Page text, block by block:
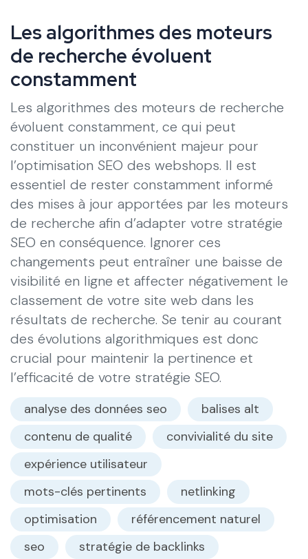
Les algorithmes des moteurs
de recherche évoluent
constamment
Les algorithmes des moteurs de recherche
évoluent constamment, ce qui peut
constituer un inconvénient majeur pour
l’optimisation SEO des webshops. Il est
essentiel de rester constamment informé
des mises à jour apportées par les moteurs
de recherche afin d’adapter votre stratégie
SEO en conséquence. Ignorer ces
changements peut entraîner une baisse de
visibilité en ligne et affecter négativement le
classement de votre site web dans les
résultats de recherche. Se tenir au courant
des évolutions algorithmiques est donc
crucial pour maintenir la pertinence et
l’efficacité de votre stratégie SEO.
analyse des données seo
balises alt
contenu de qualité
convivialité du site
expérience utilisateur
mots-clés pertinents
netlinking
optimisation
référencement naturel
seo
stratégie de backlinks